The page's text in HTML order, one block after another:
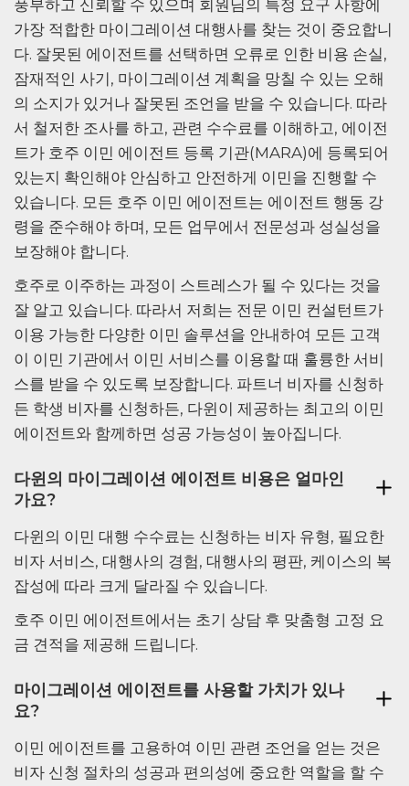
풍부하고 신뢰할 수 있으며 회원님의 특정 요구 사항에
가장 적합한 마이그레이션 대행사를 찾는 것이 중요합니
다. 잘못된 에이전트를 선택하면 오류로 인한 비용 손실,
잠재적인 사기, 마이그레이션 계획을 망칠 수 있는 오해
의 소지가 있거나 잘못된 조언을 받을 수 있습니다. 따라
서 철저한 조사를 하고, 관련 수수료를 이해하고, 에이전
트가 호주 이민 에이전트 등록 기관(MARA)에 등록되어
있는지 확인해야 안심하고 안전하게 이민을 진행할 수
있습니다. 모든 호주 이민 에이전트는 에이전트 행동 강
령을 준수해야 하며, 모든 업무에서 전문성과 성실성을
보장해야 합니다.
호주로 이주하는 과정이 스트레스가 될 수 있다는 것을
잘 알고 있습니다. 따라서 저희는 전문 이민 컨설턴트가
이용 가능한 다양한 이민 솔루션을 안내하여 모든 고객
이 이민 기관에서 이민 서비스를 이용할 때 훌륭한 서비
스를 받을 수 있도록 보장합니다. 파트너 비자를 신청하
든 학생 비자를 신청하든, 다윈이 제공하는 최고의 이민
에이전트와 함께하면 성공 가능성이 높아집니다.
다윈의 마이그레이션 에이전트 비용은 얼마인
가요?
다윈의 이민 대행 수수료는 신청하는 비자 유형, 필요한
비자 서비스, 대행사의 경험, 대행사의 평판, 케이스의 복
잡성에 따라 크게 달라질 수 있습니다.
호주 이민 에이전트에서는 초기 상담 후 맞춤형 고정 요
금 견적을 제공해 드립니다.
마이그레이션 에이전트를 사용할 가치가 있나
요?
이민 에이전트를 고용하여 이민 관련 조언을 얻는 것은
비자 신청 절차의 성공과 편의성에 중요한 역할을 할 수